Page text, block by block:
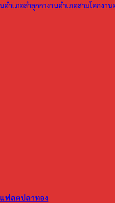
อำเภอลำลูกกางานอำเภอสามโคกงาน
แฟลตปลาทอง